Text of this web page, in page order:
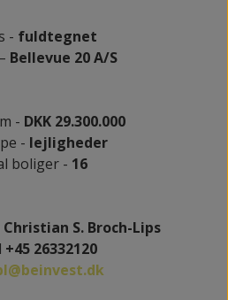
- fuldtegnet
Bellevue 20 A/S
- DKK 29.300.000
- lejligheder
boliger - 16
Christian S. Broch-Lips
+45 26332120